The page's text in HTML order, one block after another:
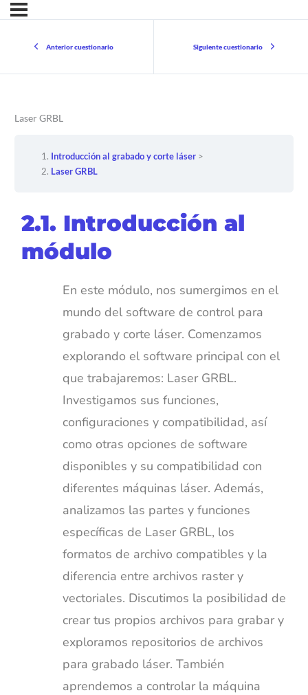
Anterior cuestionario Siguiente cuestionario
Laser GRBL
Introducción al grabado y corte láser
Laser GRBL
2.1. Introducción al
módulo
En este módulo, nos sumergimos en el
mundo del software de control para
grabado y corte láser. Comenzamos
explorando el software principal con el
que trabajaremos: Laser GRBL.
Investigamos sus funciones,
configuraciones y compatibilidad, así
como otras opciones de software
disponibles y su compatibilidad con
diferentes máquinas láser. Además,
analizamos las partes y funciones
específicas de Laser GRBL, los
formatos de archivo compatibles y la
diferencia entre archivos raster y
vectoriales. Discutimos la posibilidad de
crear tus propios archivos para grabar y
exploramos repositorios de archivos
para grabado láser. También
aprendemos a controlar la máquina